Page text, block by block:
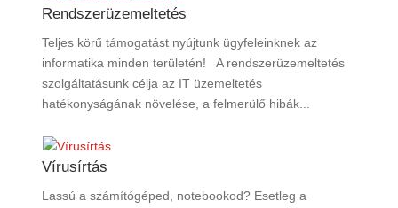
Rendszerüzemeltetés
Teljes körű támogatást nyújtunk ügyfeleinknek az
informatika minden területén! A rendszerüzemeltetés
szolgáltatásunk célja az IT üzemeltetés
hatékonyságának növelése, a felmerülő hibák...
Vírusírtás
Lassú a számítógéped, notebookod? Esetleg a